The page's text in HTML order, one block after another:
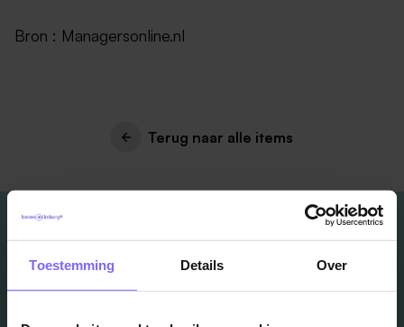
Toestemming Details Over
Bron : Managersonline.nl
Terug naar alle items
Vacatures